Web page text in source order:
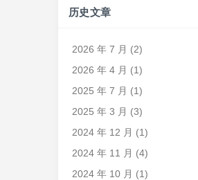
历史文章
2026 年 7 月 (2)
2026 年 4 月 (1)
2025 年 7 月 (1)
2025 年 3 月 (3)
2024 年 12 月 (1)
2024 年 11 月 (4)
2024 年 10 月 (1)